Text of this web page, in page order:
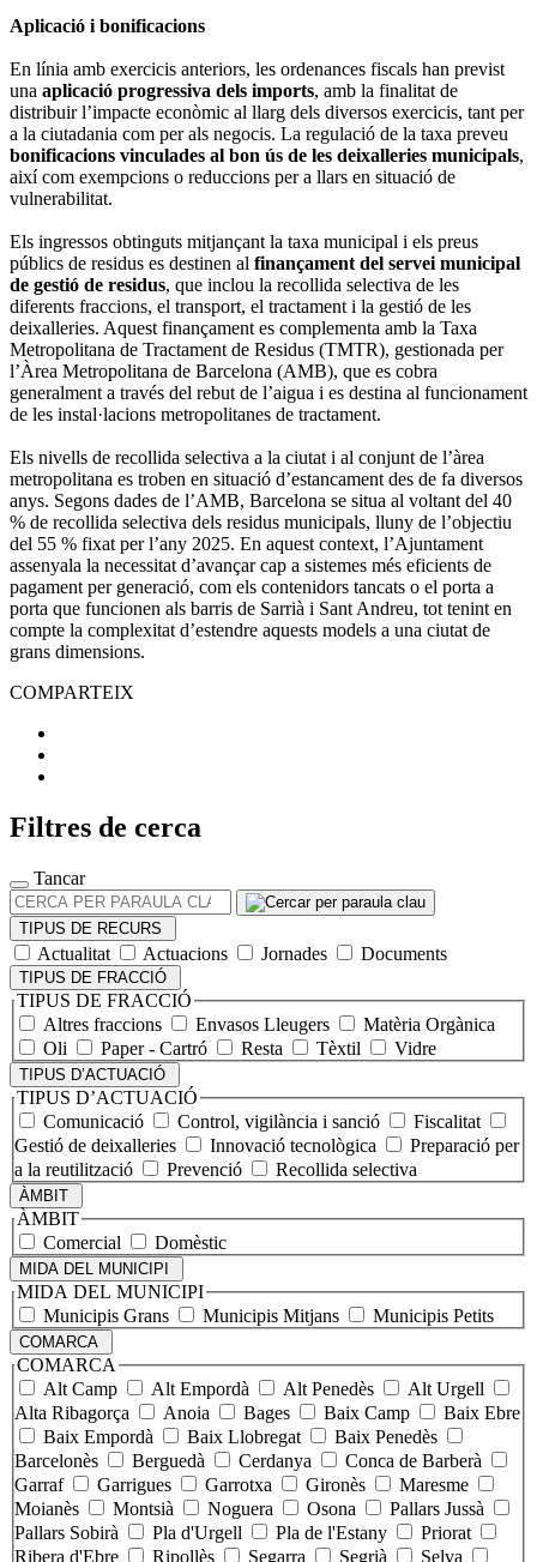
Aplicació i bonificacions
En línia amb exercicis anteriors, les ordenances fiscals han previst
una aplicació progressiva dels imports, amb la finalitat de
distribuir l’impacte econòmic al llarg dels diversos exercicis, tant per
a la ciutadania com per als negocis. La regulació de la taxa preveu
bonificacions vinculades al bon ús de les deixalleries municipals,
així com exempcions o reduccions per a llars en situació de
vulnerabilitat.
Els ingressos obtinguts mitjançant la taxa municipal i els preus
públics de residus es destinen al finançament del servei municipal
de gestió de residus, que inclou la recollida selectiva de les
diferents fraccions, el transport, el tractament i la gestió de les
deixalleries. Aquest finançament es complementa amb la Taxa
Metropolitana de Tractament de Residus (TMTR), gestionada per
l’Àrea Metropolitana de Barcelona (AMB), que es cobra
generalment a través del rebut de l’aigua i es destina al funcionament
de les instal·lacions metropolitanes de tractament.
Els nivells de recollida selectiva a la ciutat i al conjunt de l’àrea
metropolitana es troben en situació d’estancament des de fa diversos
anys. Segons dades de l’AMB, Barcelona se situa al voltant del 40
% de recollida selectiva dels residus municipals, lluny de l’objectiu
del 55 % fixat per l’any 2025. En aquest context, l’Ajuntament
assenyala la necessitat d’avançar cap a sistemes més eficients de
pagament per generació, com els contenidors tancats o el porta a
porta que funcionen als barris de Sarrià i Sant Andreu, tot tenint en
compte la complexitat d’estendre aquests models a una ciutat de
grans dimensions.
COMPARTEIX
Filtres de cerca
Tancar
CERCA
PER
PARAULA
CLAU
TIPUS DE RECURS
Actualitat Actuacions Jornades Documents
TIPUS DE FRACCIÓ
TIPUS DE FRACCIÓ
Altres fraccions
Envasos Lleugers
Matèria Orgànica
Oli
Paper - Cartró Resta Tèxtil Vidre
TIPUS D’ACTUACIÓ
TIPUS D’ACTUACIÓ
Comunicació
Control, vigilància i sanció
Fiscalitat
Gestió de deixalleries
Innovació tecnològica
Preparació per
a la reutilització
Prevenció Recollida selectiva
ÀMBIT
ÀMBIT
Comercial
Domèstic
MIDA DEL MUNICIPI
MIDA DEL MUNICIPI
Municipis Grans
Municipis Mitjans Municipis Petits
COMARCA
COMARCA
Alt Camp
Alt Empordà Alt Penedès
Alt Urgell
Alta Ribagorça
Anoia Bages Baix Camp
Baix Ebre
Baix Empordà
Baix Llobregat
Baix Penedès
Barcelonès
Berguedà Cerdanya
Conca de Barberà
Garraf
Garrigues Garrotxa Gironès
Maresme
Moianès
Montsià Noguera Osona
Pallars Jussà
Pallars Sobirà
Pla d'Urgell Pla de l'Estany
Priorat
Ribera d'Ebre
Ripollès Segarra Segrià Selva